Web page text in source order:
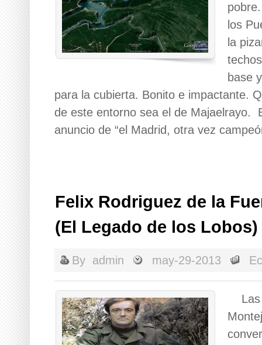
los
la
base
para la cubierta. Bonito e impactante.
de este entorno sea el de Majaelrayo.
anuncio de “el Madrid, otra vez
Felix Rodriguez de la
(El Legado de los Lobos)
By admin may-29-2013
Las